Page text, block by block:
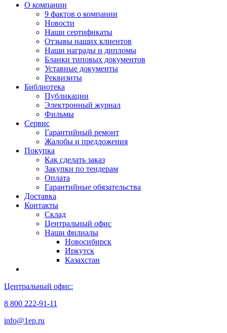
О компании
9 фактов о компании
Новости
Наши сертификаты
Отзывы наших клиентов
Наши награды и дипломы
Бланки типовых документов
Уставные документы
Реквизиты
Библиотека
Публикации
Электронный журнал
Фильмы
Сервис
Гарантийный ремонт
Жалобы и предложения
Покупка
Как сделать заказ
Закупки по тендерам
Оплата
Гарантийные обязательства
Доставка
Контакты
Склад
Центральный офис
Наши филиалы
Новосибирск
Иркутск
Казахстан
Центральный офис:
8 800 222-91-11
info@1ep.ru